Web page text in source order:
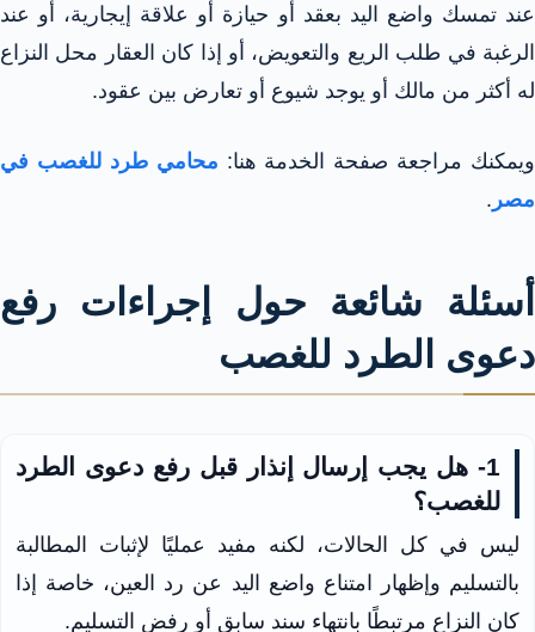
عند تمسك واضع اليد بعقد أو حيازة أو علاقة إيجارية، أو عند
الرغبة في طلب الريع والتعويض، أو إذا كان العقار محل النزاع
له أكثر من مالك أو يوجد شيوع أو تعارض بين عقود.
ويمكنك مراجعة صفحة الخدمة هنا: محامي طرد للغصب في
مصر .
أسئلة شائعة حول إجراءات رفع
دعوى الطرد للغصب
1- هل يجب إرسال إنذار قبل رفع دعوى الطرد
للغصب؟
ليس في كل الحالات، لكنه مفيد عمليًا لإثبات المطالبة
بالتسليم وإظهار امتناع واضع اليد عن رد العين، خاصة إذا
كان النزاع مرتبطًا بانتهاء سند سابق أو رفض التسليم.